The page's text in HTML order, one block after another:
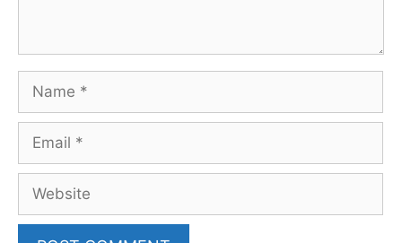
Name
Email
Website